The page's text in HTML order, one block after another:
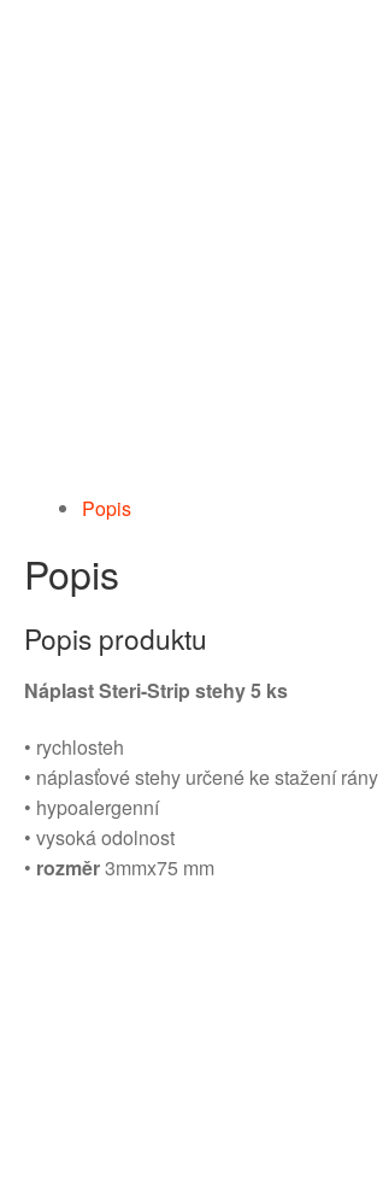
Popis
Popis
Popis produktu
Náplast Steri-Strip stehy 5 ks
• rychlosteh
• náplasťové stehy určené ke stažení rány
• hypoalergenní
• vysoká odolnost
• rozměr3mmx75 mm